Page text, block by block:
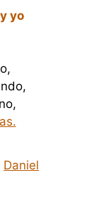
yo
Daniel